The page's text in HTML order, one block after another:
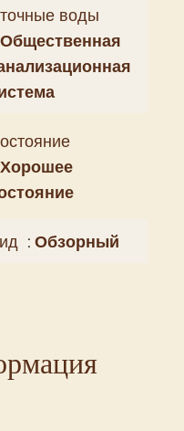
воды
Общественная
Хорошее
Обзорный